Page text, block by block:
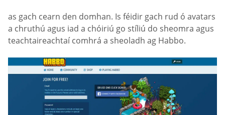
as gach cearn den domhan. Is féidir gach rud ó avatars
a chruthú agus iad a chóiriú go stíliú do sheomra agus
teachtaireachtaí comhrá a sheoladh ag Habbo.